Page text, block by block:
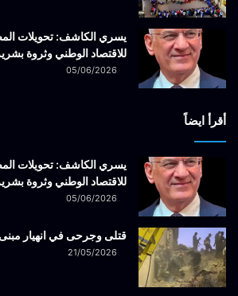
يسري الكاشف: تحويلات
للاقتصاد الوطني وثروة
05/06/2026
أقرأ ايضاً
يسري الكاشف: تحويلات
للاقتصاد الوطني وثروة
05/06/2026
قتلى وجرحى في انهيار
21/05/2026